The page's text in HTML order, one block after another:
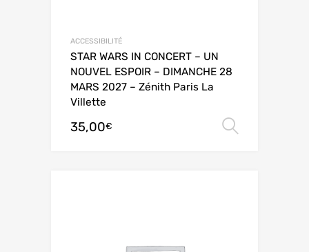
ACCESSIBILITÉ
STAR WARS IN CONCERT – UN
NOUVEL ESPOIR – DIMANCHE 28
MARS 2027 – Zénith Paris La
Villette
35,00€